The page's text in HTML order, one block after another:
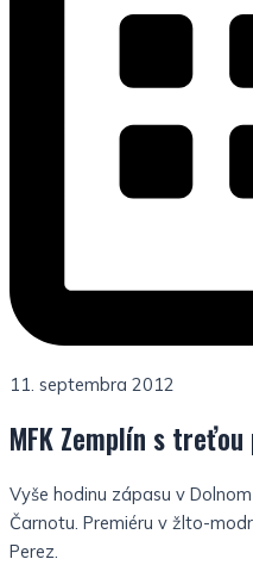
11. septembra 2012
MFK Zemplín s
Vyše hodinu zápasu v
Čarnotu. Premiéru v žlto-
Perez.